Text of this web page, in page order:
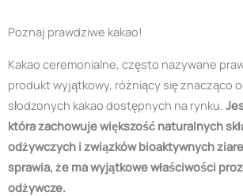
Poznaj prawdziwe kakao!
Kakao ceremonialne, często nazywane
produkt wyjątkowy, różniący się znacząco
słodzonych kakao dostępnych na rynku.
która zachowuje większość naturalnych
odżywczych i związków bioaktywnych
sprawia, że ma wyjątkowe właściwości
odżywcze.